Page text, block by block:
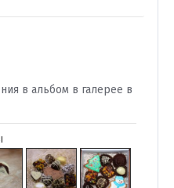
в альбом в галерее в